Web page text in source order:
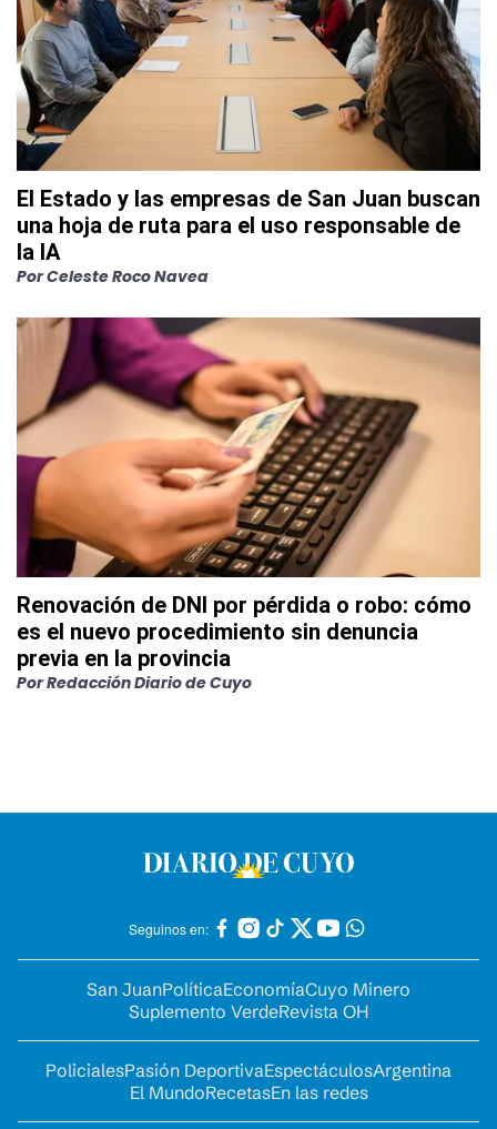
El Estado y las empresas de San Juan buscan
una hoja de ruta para el uso responsable de
la IA
PorCeleste Roco Navea
Renovación de DNI por pérdida o robo: cómo
es el nuevo procedimiento sin denuncia
previa en la provincia
PorRedacción Diario de Cuyo
Seguinos en:
San JuanPolíticaEconomíaCuyo Minero
Suplemento VerdeRevista OH
PolicialesPasión DeportivaEspectáculosArgentina
El MundoRecetasEn las redes